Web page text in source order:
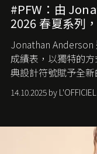
#PFW：由
2026 春夏系列
Jonathan Anderson
成績表，以獨特的
典設計符號賦予全
Anderson 的 Dior 時
14.10.2025 by